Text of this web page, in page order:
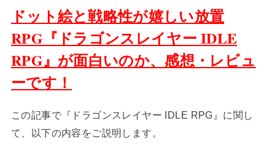
ドット絵と戦略性が嬉しい放置
RPG『ドラゴンスレイヤー IDLE
RPG』が面白いのか、感想・レビュ
ーです！
この記事で『ドラゴンスレイヤー IDLE RPG』に関し
て、以下の内容をご説明します。